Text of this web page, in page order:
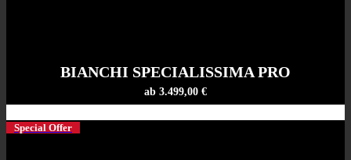
BIANCHI SPECIALISSIMA PRO
ab 3.499,00 €
Special Offer